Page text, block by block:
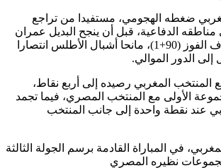
ضغطه الهجومي، مستفيدا من تراجع
مناطقه الدفاعية، قبل أن ينجح البديل عمران
طالعي من توقيع هدف الفوز (90+1)، مانحا أشبال الأطلس انتصارا
إلى الدور الموالي.
المنتخب المغربي رصيده إلى أربع نقاط،
الأولى مع المنتخب المصري، فيما تجمد
عند نقطة واحدة إلى جانب المنتخب
في المباراة القادمة برسم الجولة الثالثة
نظيره المصري